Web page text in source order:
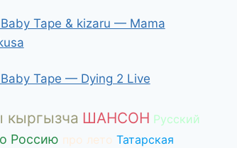
Tape & kizaru — Mama
Tape — Dying 2 Live
ШАНСОН Русский
Россию про лето Татарская